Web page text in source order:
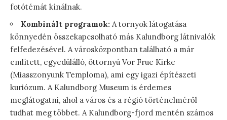
fotótémát kínálnak.
Kombinált programok: A tornyok látogatása
könnyedén összekapcsolható más Kalundborg látnivalók
felfedezésével. A városközpontban található a már
említett, egyedülálló, öttornyú Vor Frue Kirke
(Miasszonyunk Temploma), ami egy igazi építészeti
kuriózum. A Kalundborg Museum is érdemes
meglátogatni, ahol a város és a régió történelméről
tudhat meg többet. A Kalundborg-fjord mentén számos